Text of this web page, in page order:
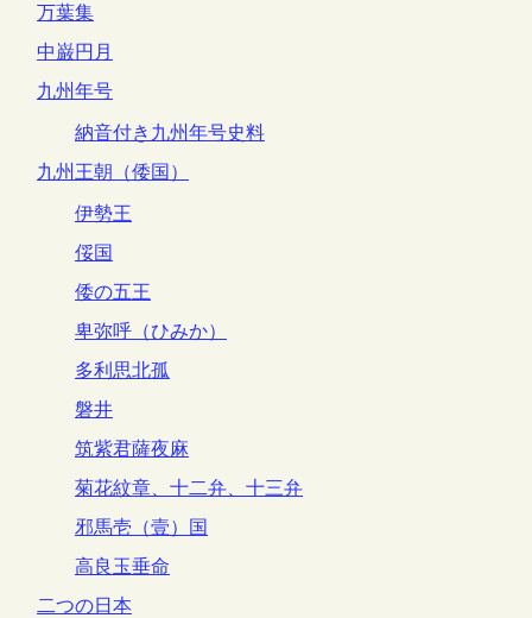
万葉集
中巌円月
九州年号
納音付き九州年号史料
九州王朝（倭国）
伊勢王
俀国
倭の五王
卑弥呼（ひみか）
多利思北孤
磐井
筑紫君薩夜麻
菊花紋章、十二弁、十三弁
邪馬壱（壹）国
高良玉垂命
二つの日本